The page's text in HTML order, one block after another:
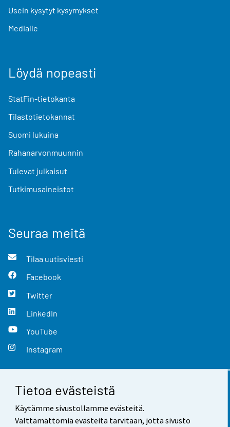
Tietoa evästeistä
Käytämme sivustollamme evästeitä.
Välttämättömiä evästeitä tarvitaan, jotta sivusto
Usein kysytyt kysymykset
Medialle
Löydä nopeasti
StatFin-tietokanta
Tilastotietokannat
Suomi lukuina
Rahanarvonmuunnin
Tulevat julkaisut
Tutkimusaineistot
Seuraa meitä
Tilaa uutisviesti
Facebook
Twitter
LinkedIn
YouTube
Instagram
Yhteystiedot
Palaute